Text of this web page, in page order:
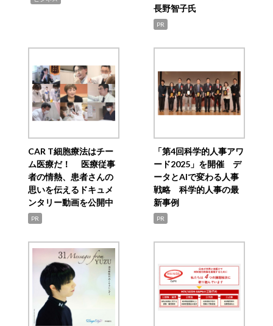
長野智子氏
PR
CAR T細胞療法はチー
ム医療だ！ 医療従事
者の情熱、患者さんの
思いを伝えるドキュメ
ンタリー動画を公開中
PR
「第4回科学的人事アワ
ード2025」を開催 デ
ータとAIで変わる人事
戦略 科学的人事の最
新事例
PR